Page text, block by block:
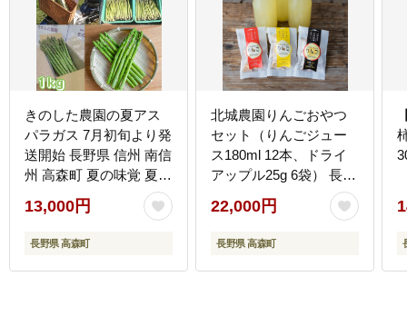
きのした農園の夏アス
パラガス 7月初旬より発
送開始 長野県 信州 南信
州 高森町 夏の味覚 夏の
野菜 やさい
13,000円
長野県 高森町
北城農園りんごおやつ
セット（りんごジュー
ス180ml 12本、ドライ
アップル25g 6袋） 長野
県 信州 南信州 高森町
りんご 果汁100％ ドラ
イフルーツ 小瓶 小袋 食
22,000円
長野県 高森町